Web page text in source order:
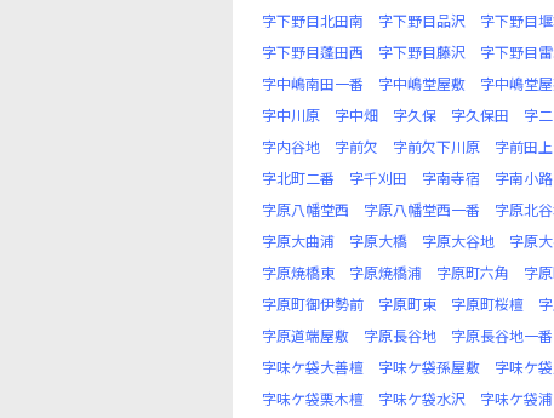
字下野目北田南
字下野目品沢 字下野目
字下野目蓬田西
字下野目藤沢 字下野目
字中嶋南田一番
字中嶋堂屋敷 字中嶋堂
字中川原
字中畑 字久保 字久保田 字
字内谷地
字前欠 字前欠下川原 字前田上
字北町二番
字千刈田 字南寺宿 字南小路
字原八幡堂西
字原八幡堂西一番 字原北
字原大曲浦
字原大橋 字原大谷地 字原
字原焼橋東
字原焼橋浦 字原町六角 字
字原町御伊勢前
字原町東 字原町桜檀
字原道端屋敷
字原長谷地 字原長谷地一番
字味ケ袋大善檀
字味ケ袋孫屋敷 字味ケ
字味ケ袋栗木檀
字味ケ袋水沢 字味ケ袋浦